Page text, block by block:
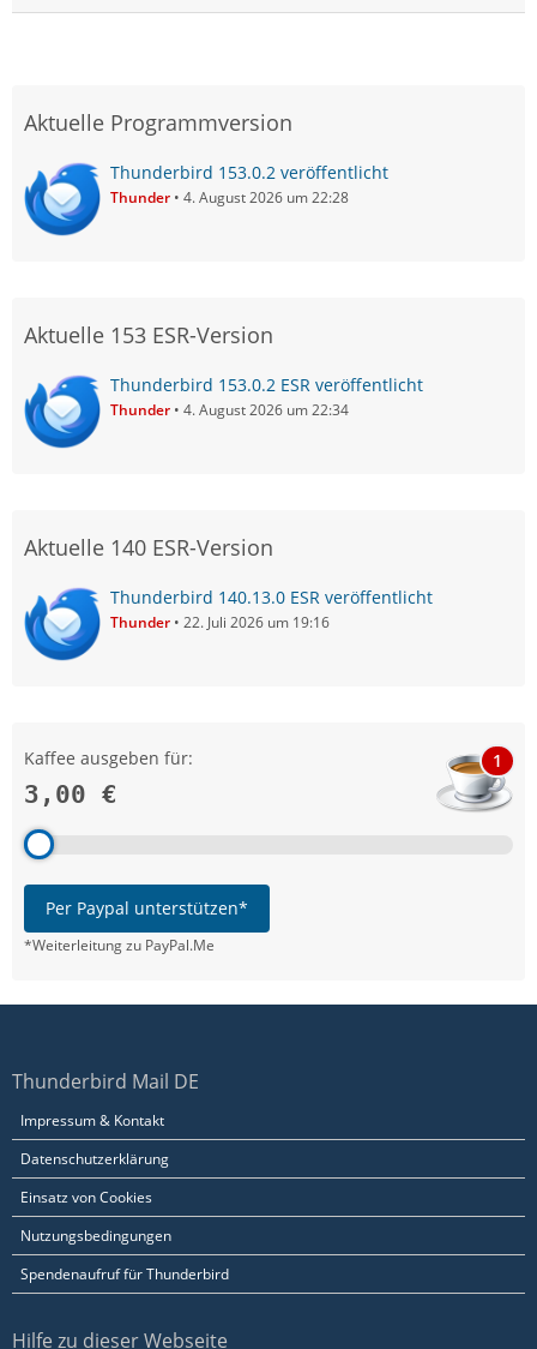
Aktuelle Programmversion
Thunderbird 153.0.2 veröffentlicht
Thunder 4. August 2026 um 22:28
Aktuelle 153 ESR-Version
Thunderbird 153.0.2 ESR veröffentlicht
Thunder 4. August 2026 um 22:34
Aktuelle 140 ESR-Version
Thunderbird 140.13.0 ESR veröffentlicht
Thunder 22. Juli 2026 um 19:16
Kaffee ausgeben für:
3,00 €
1
Per Paypal unterstützen*
*Weiterleitung zu PayPal.Me
Thunderbird Mail DE
Impressum & Kontakt
Datenschutzerklärung
Einsatz von Cookies
Nutzungsbedingungen
Spendenaufruf für Thunderbird
Hilfe zu dieser Webseite